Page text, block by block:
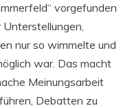
vorgefunden
nur so wimmelte und
war. Das macht
Meinungsarbeit
Debatten zu